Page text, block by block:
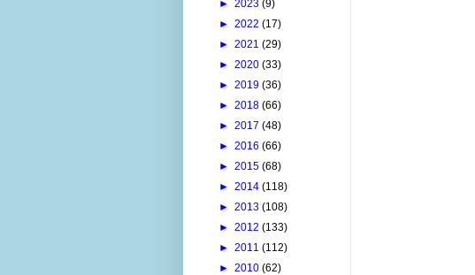
► 2023 (9)
► 2022 (17)
► 2021 (29)
► 2020 (33)
► 2019 (36)
► 2018 (66)
► 2017 (48)
► 2016 (66)
► 2015 (68)
► 2014 (118)
► 2013 (108)
► 2012 (133)
► 2011 (112)
► 2010 (62)